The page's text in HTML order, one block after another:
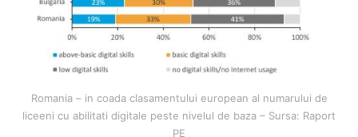
Romania – in coada clasamentului european al numarului de
liceeni cu abilitati digitale peste nivelul de baza – Sursa: Raport
PE